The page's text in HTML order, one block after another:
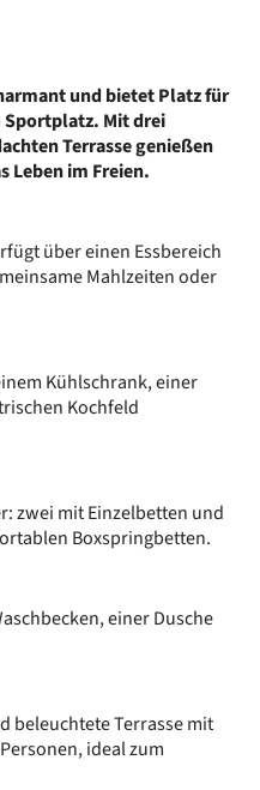
und bietet Platz für
Sportplatz. Mit drei
Terrasse genießen
Leben im Freien.
über einen Essbereich
Mahlzeiten oder
Kühlschrank, einer
Kochfeld
zwei mit Einzelbetten und
Boxspringbetten.
einer Dusche
beleuchtete Terrasse mit
ideal zum